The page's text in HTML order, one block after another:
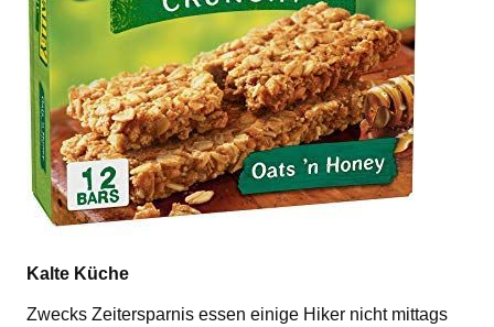
Kalte Küche
Zwecks Zeitersparnis essen einige Hiker nicht mittags